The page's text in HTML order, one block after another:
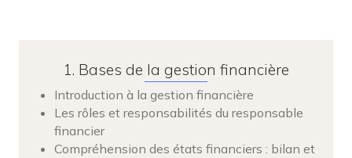
1. Bases de la gestion financière
Introduction à la gestion financière
Les rôles et responsabilités du responsable
financier
Compréhension des états financiers : bilan et